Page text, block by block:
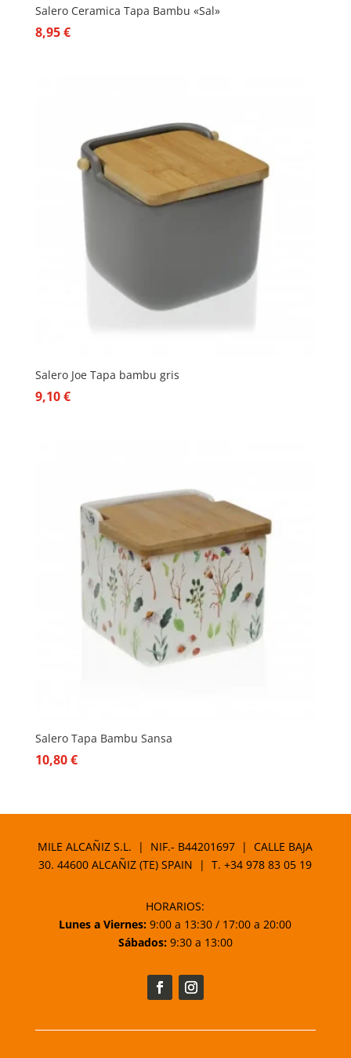
Salero Ceramica Tapa Bambu «Sal»
8,95€
Salero Joe Tapa bambu gris
9,10€
Salero Tapa Bambu Sansa
10,80€
MILE ALCAÑIZ S.L. | NIF.- B44201697 | CALLE BAJA
30. 44600 ALCAÑIZ (TE) SPAIN | T.+34 978 83 05 19
HORARIOS:
Lunes a Viernes: 9:00 a 13:30 / 17:00 a 20:00
Sábados:9:30 a 13:00